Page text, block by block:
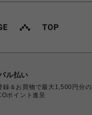
ル払い
録＆お買物で最大1,500円分の
ポイント進呈